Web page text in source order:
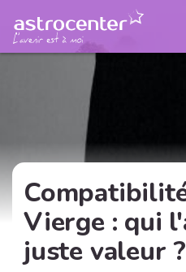
Vierge : qui
juste valeur ?